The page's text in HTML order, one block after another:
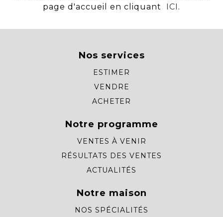
page d'accueil en cliquant
ICI .
Nos services
ESTIMER
VENDRE
ACHETER
Notre programme
VENTES À VENIR
RÉSULTATS DES VENTES
ACTUALITÉS
Notre maison
NOS SPÉCIALITÉS